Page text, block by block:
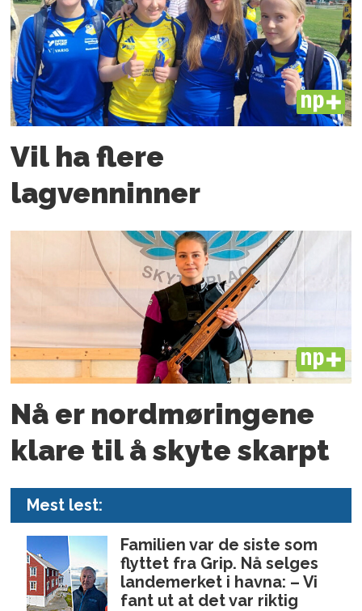
PLUS
Vil ha flere
lagvenninner
PLUS
Nå er nord­møringene
klare til å skyte skarpt
Mest lest:
Familien var de siste som
flyttet fra Grip. Nå selges
landemerket i havna: – Vi
fant ut at det var riktig